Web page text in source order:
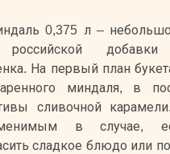
0,375 л –
российской
На первый план
миндаля, в
сливочной
в случае,
сладкое блюдо или